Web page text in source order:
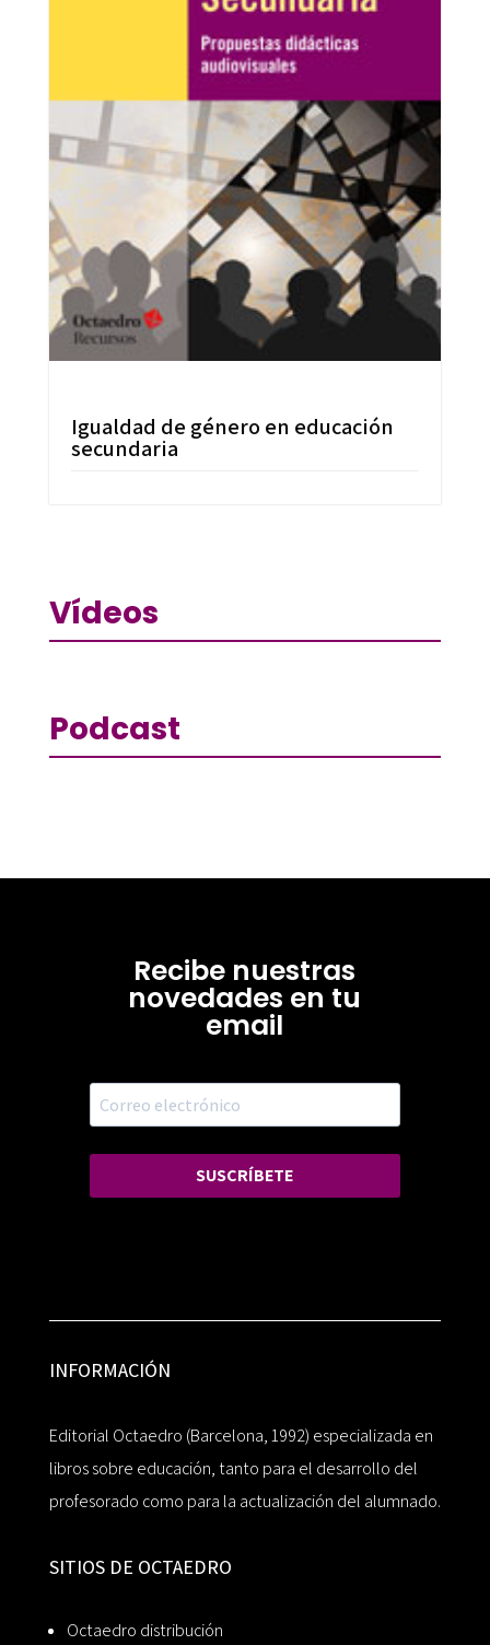
Igualdad de género en educación
secundaria
Vídeos
Podcast
Recibe nuestras
novedades en tu
email
SUSCRÍBETE
INFORMACIÓN
Editorial Octaedro (Barcelona, 1992) especializada en
libros sobre educación, tanto para el desarrollo del
profesorado como para la actualización del alumnado.
SITIOS DE OCTAEDRO
Octaedro distribución